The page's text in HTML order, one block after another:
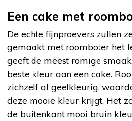
Een cake met
De echte fijnproevers zullen
gemaakt met roomboter het
geeft de meest romige
beste kleur aan een cake.
zichzelf al geelkleurig,
deze mooie kleur krijgt. Het
de buitenkant mooi bruin